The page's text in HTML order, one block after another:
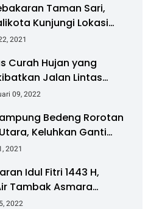
Taman Sari,
Kunjungi Lokasi
Dan Salurkan Bantuan
2021
Curah Hujan yang
Jalan Lintas
Nyaris Putus
09, 2022
Bedeng Rorotan
Keluhkan Ganti
Lahan Tol
2021
Idul Fitri 1443 H,
Tambak Asmara
Ribuan
2022